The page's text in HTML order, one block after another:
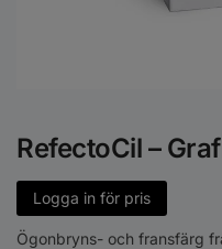
RefectoCil –
Logga in för pris
Ögonbryns- och fransfärg